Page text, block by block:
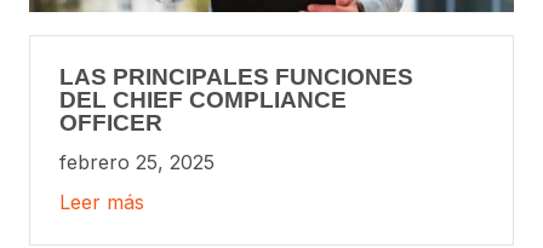
LAS PRINCIPALES FUNCIONES
DEL CHIEF COMPLIANCE
OFFICER
febrero 25, 2025
Leer más